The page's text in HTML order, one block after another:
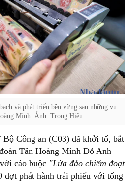
và phát triển bền vững sau những vụ
Minh. Ảnh: Trọng Hiếu
Công an (C03) đã khởi tố, bắt
Tân Hoàng Minh Đỗ Anh
cáo buộc "Lừa đảo chiếm đoạt
đợt phát hành trái phiếu với tổng